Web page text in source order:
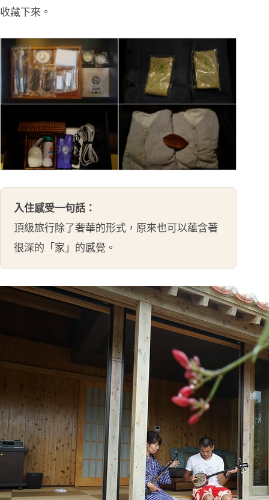
收藏下來。
入住感受一句話：
頂級旅行除了奢華的形式，原來也可以蘊含著
很深的「家」的感覺。